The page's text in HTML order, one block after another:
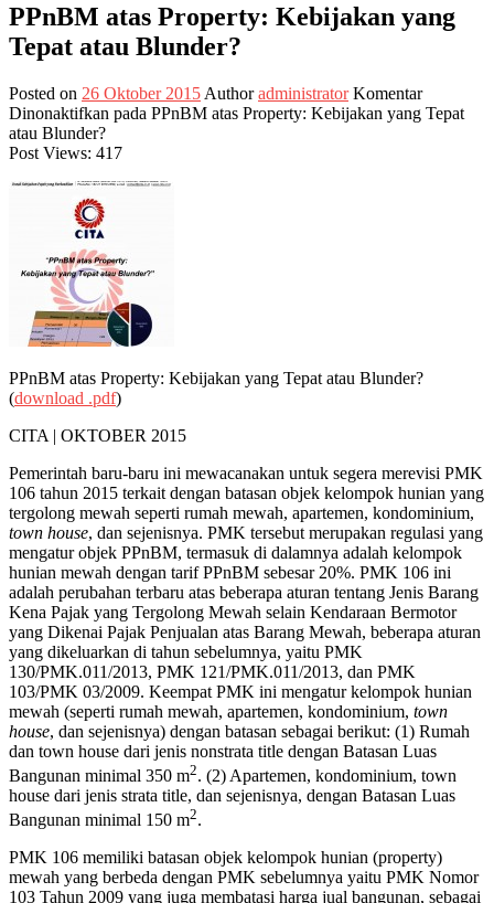
PPnBM atas Property: Kebijakan yang
Tepat atau Blunder?
Posted on 26 Oktober 2015 Author administrator Komentar
Dinonaktifkan pada PPnBM atas Property: Kebijakan yang Tepat
atau Blunder?
Post Views: 417
PPnBM atas Property: Kebijakan yang Tepat atau Blunder?
(download .pdf)
CITA | OKTOBER 2015
Pemerintah baru-baru ini mewacanakan untuk segera merevisi PMK
106 tahun 2015 terkait dengan batasan objek kelompok hunian yang
tergolong mewah seperti rumah mewah, apartemen, kondominium,
town house, dan sejenisnya. PMK tersebut merupakan regulasi yang
mengatur objek PPnBM, termasuk di dalamnya adalah kelompok
hunian mewah dengan tarif PPnBM sebesar 20%. PMK 106 ini
adalah perubahan terbaru atas beberapa aturan tentang Jenis Barang
Kena Pajak yang Tergolong Mewah selain Kendaraan Bermotor
yang Dikenai Pajak Penjualan atas Barang Mewah, beberapa aturan
yang dikeluarkan di tahun sebelumnya, yaitu PMK
130/PMK.011/2013, PMK 121/PMK.011/2013, dan PMK
103/PMK 03/2009. Keempat PMK ini mengatur kelompok hunian
mewah (seperti rumah mewah, apartemen, kondominium, town
house, dan sejenisnya) dengan batasan sebagai berikut: (1) Rumah
dan town house dari jenis nonstrata title dengan Batasan Luas
Bangunan minimal 350 m2. (2) Apartemen, kondominium, town
house dari jenis strata title, dan sejenisnya, dengan Batasan Luas
Bangunan minimal 150 m2.
PMK 106 memiliki batasan objek kelompok hunian (property)
mewah yang berbeda dengan PMK sebelumnya yaitu PMK Nomor
103 Tahun 2009 yang juga membatasi harga jual bangunan, sebagai